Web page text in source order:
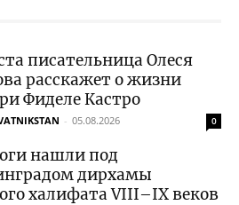
писательница Олеся
расскажет о жизни
Фиделе Кастро
- 05.08.2026 0
нашли под
дирхамы
халифата VIII–IX веков